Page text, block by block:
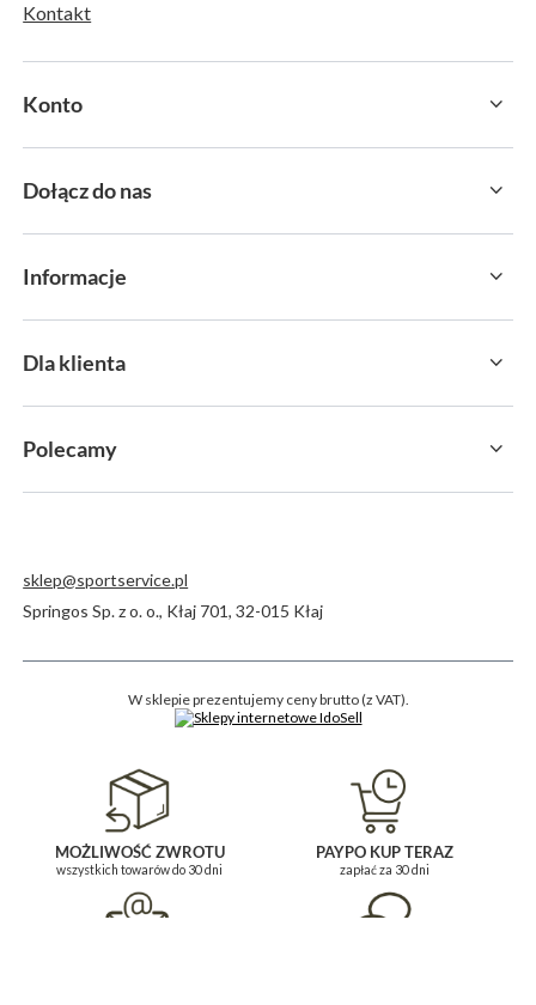
Kontakt
Konto
Dołącz do nas
Informacje
Dla klienta
Polecamy
sklep@sportservice.pl
Springos Sp. z o. o., Kłaj 701,32-015 Kłaj
W sklepie prezentujemy ceny brutto (z VAT).
MOŻLIWOŚĆ ZWROTU
wszystkich towarów do 30 dni
PAYPO KUP TERAZ
zapłać za 30 dni